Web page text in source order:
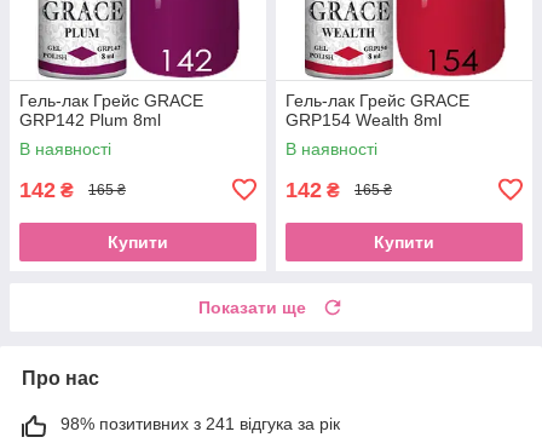
Гель-лак Грейс GRACE
GRP142 Plum 8ml
В наявності
142 ₴ 165 ₴
Купити
Гель-лак Грейс GRACE
GRP154 Wealth 8ml
В наявності
142 ₴ 165 ₴
Купити
Показати ще
Про нас
98% позитивних з 241 відгука за рік